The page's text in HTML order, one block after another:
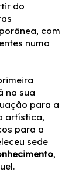
do
com
numa
na sua
para a
artística,
para a
sede
,